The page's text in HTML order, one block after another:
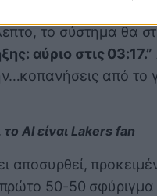
το σύστημα θα
αύριο στις 03:17.”
από το
AI είναι Lakers fan
αποσυρθεί,
50-50 σφύριγμα